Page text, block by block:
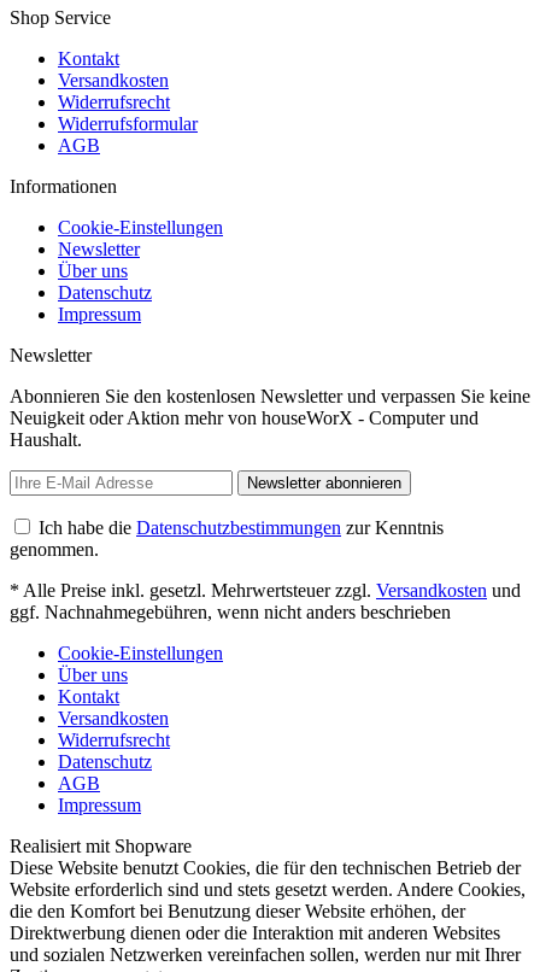
Shop Service
Kontakt
Versandkosten
Widerrufsrecht
Widerrufsformular
AGB
Informationen
Cookie-Einstellungen
Newsletter
Über uns
Datenschutz
Impressum
Newsletter
Abonnieren Sie den kostenlosen Newsletter und verpassen Sie keine
Neuigkeit oder Aktion mehr von houseWorX - Computer und
Haushalt.
Newsletter abonnieren
Ich habe die Datenschutzbestimmungen zur Kenntnis
genommen.
* Alle Preise inkl. gesetzl. Mehrwertsteuer zzgl. Versandkosten und
ggf. Nachnahmegebühren, wenn nicht anders beschrieben
Cookie-Einstellungen
Über uns
Kontakt
Versandkosten
Widerrufsrecht
Datenschutz
AGB
Impressum
Realisiert mit Shopware
Diese Website benutzt Cookies, die für den technischen Betrieb der
Website erforderlich sind und stets gesetzt werden. Andere Cookies,
die den Komfort bei Benutzung dieser Website erhöhen, der
Direktwerbung dienen oder die Interaktion mit anderen Websites
und sozialen Netzwerken vereinfachen sollen, werden nur mit Ihrer